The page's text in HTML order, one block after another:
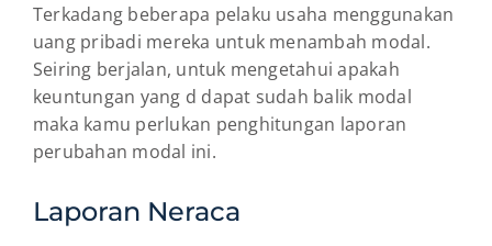
Terkadang beberapa pelaku usaha menggunakan
uang pribadi mereka untuk menambah modal.
Seiring berjalan, untuk mengetahui apakah
keuntungan yang d dapat sudah balik modal
maka kamu perlukan penghitungan laporan
perubahan modal ini.
Laporan Neraca